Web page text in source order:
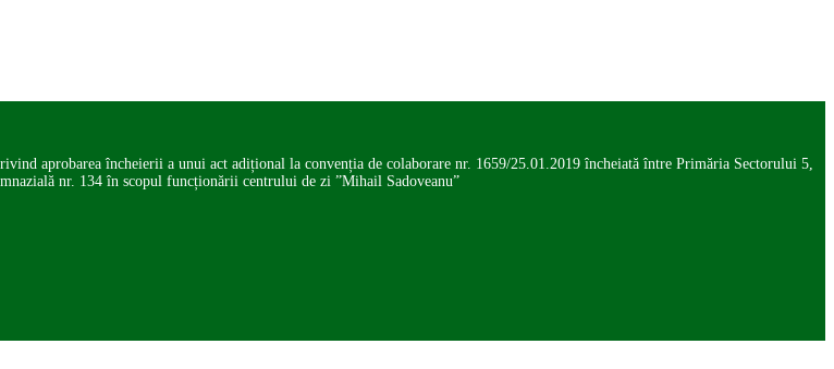
aprobarea încheierii a unui act adițional la convenția de colaborare nr. 1659/25.01.2019 încheiată între Primăria Sectorului 5,
nr. 134 în scopul funcționării centrului de zi ”Mihail Sadoveanu”